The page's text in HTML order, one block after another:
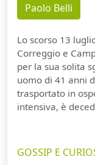
Paolo Belli
Lo scorso 13
Correggio e
per la sua solita
uomo di 41 anni
trasportato in
intensiva, è
GOSSIP E